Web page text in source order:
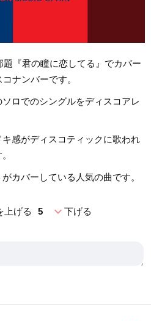
『君の瞳に恋してる』でカバー
ナンバーです。
ロでのシングルをディスコアレ
感がディスコティックに歌われ
カバーしている人気の曲です。
上げる 5 expand_more下げる